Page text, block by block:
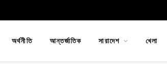
অর্থনীতি আন্তর্জাতিক সারাদেশ খেলা